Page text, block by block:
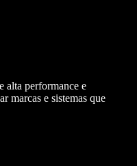
alta performance e
marcas e sistemas que